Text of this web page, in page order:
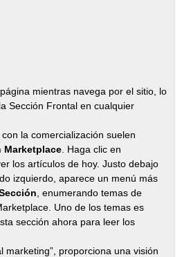
mientras navega por el sitio, lo
Sección Frontal en cualquier
la comercialización suelen
Marketplace . Haga clic en
los artículos de hoy. Justo debajo
izquierdo, aparece un menú más
, enumerando temas de
Uno de los temas es
sección ahora para leer los
marketing”, proporciona una visión